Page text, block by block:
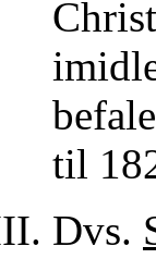
til
Dvs.